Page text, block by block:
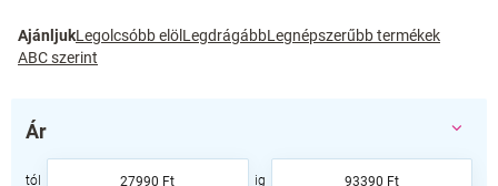
e
r
k
AjánljukLegolcsóbb elöl LegdrágábbLegnépszerűbb termékek
ABC szerint
Ár
27990 Ft 93390 Ft